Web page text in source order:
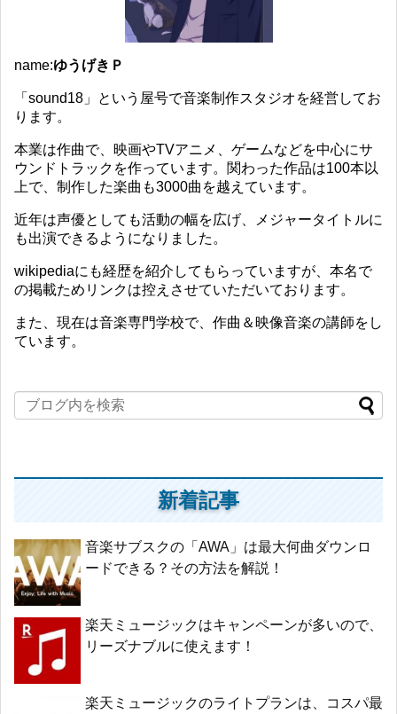
name:ゆうげきＰ
「sound18」という屋号で音楽制作スタジオを経営してお
ります。
本業は作曲で、映画やTVアニメ、ゲームなどを中心にサ
ウンドトラックを作っています。関わった作品は100本以
上で、制作した楽曲も3000曲を越えています。
近年は声優としても活動の幅を広げ、メジャータイトルに
も出演できるようになりました。
wikipediaにも経歴を紹介してもらっていますが、本名で
の掲載ためリンクは控えさせていただいております。
また、現在は音楽専門学校で、作曲＆映像音楽の講師をし
ています。
新着記事
音楽サブスクの「AWA」は最大何曲ダウンロ
ードできる？その方法を解説！
楽天ミュージックはキャンペーンが多いので、
リーズナブルに使えます！
楽天ミュージックのライトプランは、コスパ最